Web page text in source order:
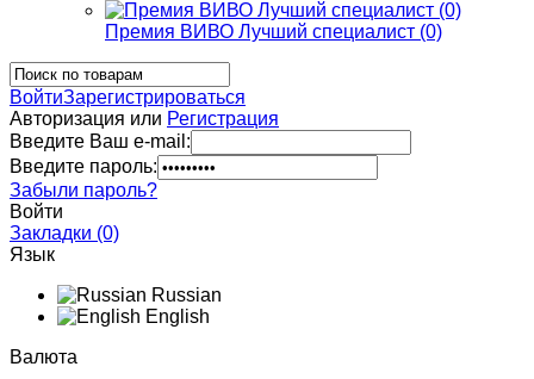
Премия ВИВО Лучший специалист (0)
ВойтиЗарегистрироваться
Авторизация или Регистрация
Введите Ваш e-mail:
Введите пароль:
Забыли пароль?
Войти
Закладки (0)
Язык
Russian
English
Валюта